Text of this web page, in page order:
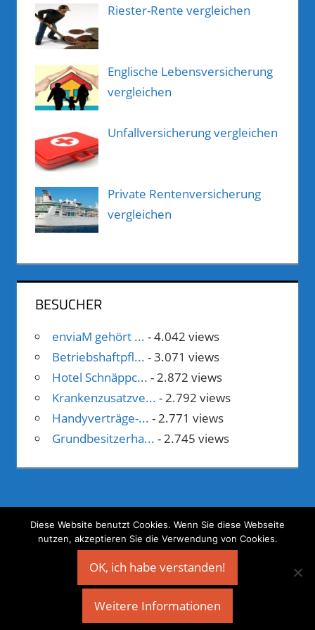
Riester-Rente vergleichen
Englische Lebensversicherung
vergleichen
Unfallversicherung vergleichen
Private Rentenversicherung
vergleichen
BESUCHER
enviaM gehört ... - 4.042 views
Betriebshaftpfl... - 3.071 views
Hotel Schnäppc... - 2.872 views
Krankenzusatzve... - 2.792 views
Handyverträge-... - 2.771 views
Grundbesitzerha... - 2.745 views
Diese Website benutzt Cookies. Wenn Sie diese Webseite
nutzen, akzeptieren Sie die Verwendung von Cookies.
OK, ich habe verstanden!
Weitere Informationen